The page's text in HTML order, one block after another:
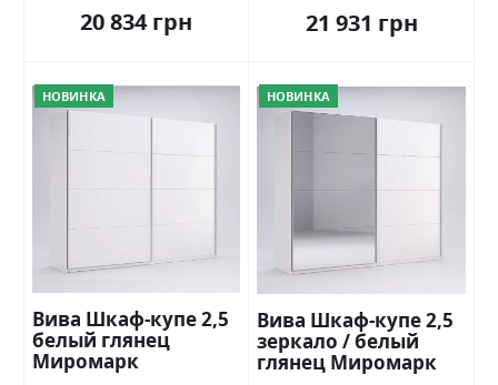
20 834 грн 21 931 грн
НОВИНКА
Вива Шкаф-купе 2,5
белый глянец
Миромарк
НОВИНКА
Вива Шкаф-купе 2,5
зеркало / белый
глянец Миромарк